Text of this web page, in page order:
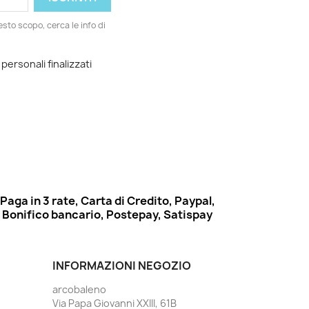
scopo, cerca le info di
finalizzati
Paga in 3 rate, Carta di Credito, Paypal,
Bonifico bancario, Postepay, Satispay
INFORMAZIONI NEGOZIO
arcobaleno
Via Papa Giovanni XXIII, 61B